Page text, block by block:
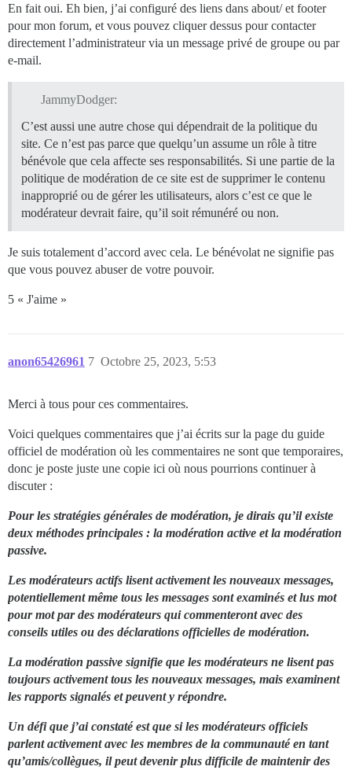
En fait oui. Eh bien, j’ai configuré des liens dans about/ et footer
pour mon forum, et vous pouvez cliquer dessus pour contacter
directement l’administrateur via un message privé de groupe ou par
e-mail.
JammyDodger:
C’est aussi une autre chose qui dépendrait de la politique du
site. Ce n’est pas parce que quelqu’un assume un rôle à titre
bénévole que cela affecte ses responsabilités. Si une partie de la
politique de modération de ce site est de supprimer le contenu
inapproprié ou de gérer les utilisateurs, alors c’est ce que le
modérateur devrait faire, qu’il soit rémunéré ou non.
Je suis totalement d’accord avec cela. Le bénévolat ne signifie pas
que vous pouvez abuser de votre pouvoir.
5 « J'aime »
anon65426961 Octobre 25, 2023, 5:53
7
Merci à tous pour ces commentaires.
Voici quelques commentaires que j’ai écrits sur la page du guide
officiel de modération où les commentaires ne sont que temporaires,
donc je poste juste une copie ici où nous pourrions continuer à
discuter :
Pour les stratégies générales de modération, je dirais qu’il existe
deux méthodes principales : la modération active et la modération
passive.
Les modérateurs actifs lisent activement les nouveaux messages,
potentiellement même tous les messages sont examinés et lus mot
pour mot par des modérateurs qui commenteront avec des
conseils utiles ou des déclarations officielles de modération.
La modération passive signifie que les modérateurs ne lisent pas
toujours activement tous les nouveaux messages, mais examinent
les rapports signalés et peuvent y répondre.
Un défi que j’ai constaté est que si les modérateurs officiels
parlent activement avec les membres de la communauté en tant
qu’amis/collègues, il peut devenir plus difficile de maintenir des